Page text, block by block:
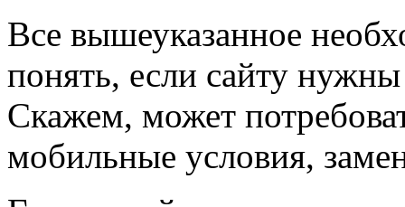
Все вышеуказанное
понять, если сайту
Скажем, может
мобильные условия,